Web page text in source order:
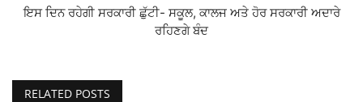
ਇਸ ਦਿਨ ਰਹੇਗੀ ਸਰਕਾਰੀ ਛੁੱਟੀ- ਸਕੂਲ, ਕਾਲਜ ਅਤੇ ਹੋਰ ਸਰਕਾਰੀ ਅਦਾਰੇ
ਰਹਿਣਗੇ ਬੰਦ
RELATED POSTS